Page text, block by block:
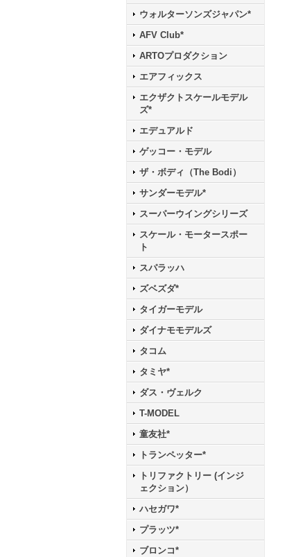
ウォルターソンズジャパン*
AFV Club*
ARTOプロダクション
エアフィックス
エクザクトスケールモデル
ズ*
エデュアルド
ゲッコー・モデル
ザ・ボディ（The Bodi）
サンダーモデル*
スーパーウイングシリーズ
スケール・モータースポー
ト
スパラッハ
ズベズダ*
タイガーモデル
ダイナモモデルズ
タコム
タミヤ*
ダス・ヴェルク
T-MODEL
童友社*
トランペッター*
トリファクトリー (インジ
ェクション）
ハセガワ*
プラッツ*
ブロンコ*